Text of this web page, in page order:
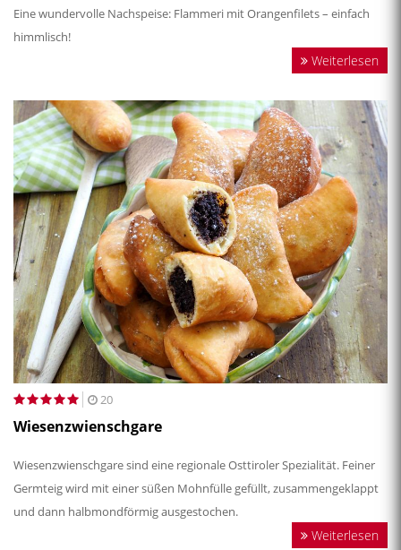
Eine wundervolle Nachspeise: Flammeri mit Orangenfilets – einfach
himmlisch!
Weiterlesen
20
Wiesenzwienschgare
Wiesenzwienschgare sind eine regionale Osttiroler Spezialität. Feiner
Germteig wird mit einer süßen Mohnfülle gefüllt, zusammengeklappt
und dann halbmondförmig ausgestochen.
Weiterlesen